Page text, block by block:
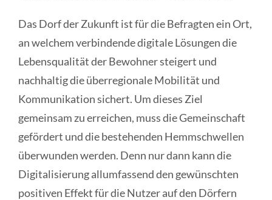
Das Dorf der Zukunft ist für die Befragten ein Ort,
an welchem verbindende digitale Lösungen die
Lebensqualität der Bewohner steigert und
nachhaltig die überregionale Mobilität und
Kommunikation sichert. Um dieses Ziel
gemeinsam zu erreichen, muss die Gemeinschaft
gefördert und die bestehenden Hemmschwellen
überwunden werden. Denn nur dann kann die
Digitalisierung allumfassend den gewünschten
positiven Effekt für die Nutzer auf den Dörfern